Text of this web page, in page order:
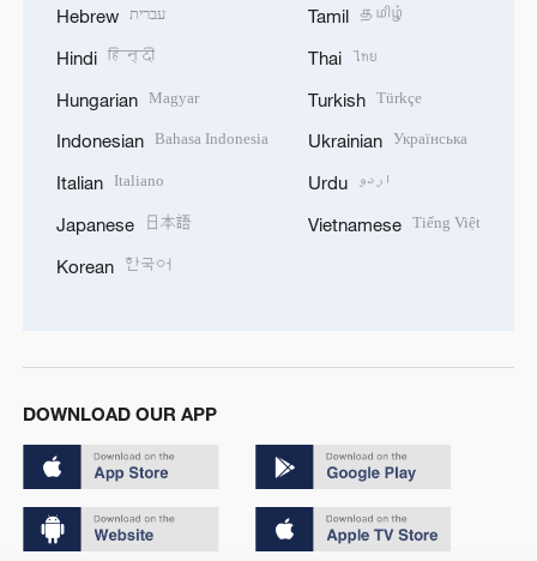
Hebrew עברית
Hindi हिन्दी
Hungarian Magyar
Indonesian Bahasa Indonesia
Italian Italiano
Japanese 日本語
Korean 한국어
Tamil தமிழ்
Thai ไทย
Turkish Türkçe
Ukrainian Українська
Urdu اردو
Vietnamese Tiếng Việt
DOWNLOAD OUR APP